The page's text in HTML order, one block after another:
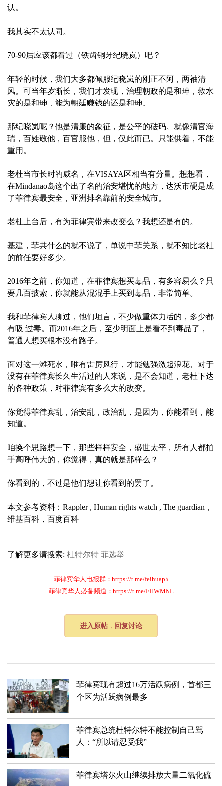
认。
我其实不太认同。
70-90后应该都看过（铁齿铜牙纪晓岚）吧？
年轻的时候，我们大多都佩服纪晓岚的刚正不阿，两袖清
风。可当年岁渐长，我们才发现，治理朝政的是和珅，救水
灾的是和珅，能为朝廷赚钱的还是和珅。
那纪晓岚呢？他是清廉的象征，是公平的砝码。就像清官海
瑞，百姓敬他，百官服他，但，仅此而已。只能供着，不能
重用。
老杜当市长时的威名，在VISAYA区相当有分量。想想看，
在Mindanao岛这个出了名的治安堪忧的地方，达沃市硬是成
了菲律宾最安全，亚洲排名靠前的安全城市。
老杜上台后，有为菲律宾带来改变么？我想还是有的。
基建，菲共什么的就不说了，单说中菲关系，就不知比老杜
的前任要好多少。
2016年之前，你知道，在菲律宾想买毒品，有多容易么？只
要几百披索，你就能从混混手上买到毒品，非常简单。
我和菲律宾人聊过，他们坦言，不少做重体力活的，多少都
有吸 过毒。而2016年之后，至少明面上是看不到毒品了，
普通人想买根本没有路子。
面对这一滩死水，唯有雷厉风行，才能勉强激起浪花。对于
没有在菲律宾长久生活过的人来说，是不会知道，老杜下达
的各种政策，对菲律宾有多么大的改变。
你觉得菲律宾乱，治安乱，政治乱，是因为，你能看到，能
知道。
咱换个思路想一下，那些样样安全，盛世太平，所有人都拍
手高呼伟大的，你觉得，真的就是那样么？
你看到的，不过是他们想让你看到的罢了。
本文参考资料：Rappler , Human rights watch , The guardian，
维基百科，百度百科
了解更多请搜索: 杜特尔特 菲选举
菲律宾华人电报群：https://t.me/feihuaph
菲律宾华人必备频道：https://t.me/FHWMNL
进入原帖，回复讨论
菲律宾现有超过16万活跃病例，首都三
个区为活跃病例最多
菲律宾总统杜特尔特不能控制自己骂
人：“所以请忍受我”
菲律宾塔尔火山继续排放大量二氧化硫